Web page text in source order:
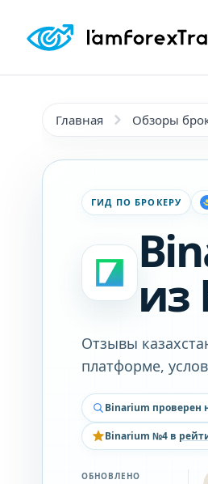
Главная Обзоры
ГИД ПО БРОКЕРУ
из
Отзывы
платформе,
Binarium проверен
Binarium №4 в
ОБНОВЛЕНО